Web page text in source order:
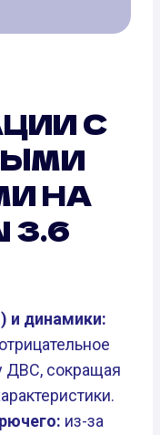
С
НА
3.6
и динамики:
ДВС, сокращая
из-за